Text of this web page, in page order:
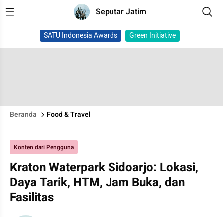
Seputar Jatim
SATU Indonesia Awards Green Initiative
Beranda Food & Travel
Konten dari Pengguna
Kraton Waterpark Sidoarjo: Lokasi,
Daya Tarik, HTM, Jam Buka, dan
Fasilitas